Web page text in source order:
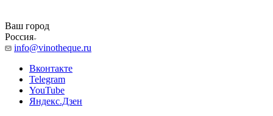
Ваш город
Россия
info@vinotheque.ru
Вконтакте
Telegram
YouTube
Яндекс.Дзен